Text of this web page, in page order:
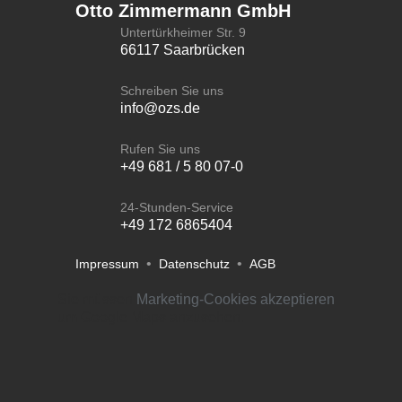
Otto Zimmermann GmbH
Untertürkheimer Str. 9
66117 Saarbrücken
Schreiben Sie uns
info@ozs.de
Rufen Sie uns
+49 681 / 5 80 07-0
24-Stunden-Service
+49 172 6865404
Impressum • Datenschutz • AGB
Marketing-Cookies akzeptieren